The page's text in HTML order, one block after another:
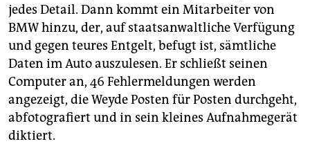
jedes Detail. Dann kommt ein Mitarbeiter von
BMW hinzu, der, auf staatsanwaltliche Verfügung
und gegen teures Entgelt, befugt ist, sämtliche
Daten im Auto auszulesen. Er schließt seinen
Computer an, 46 Fehlermeldungen werden
angezeigt, die Weyde Posten für Posten durchgeht,
abfotografiert und in sein kleines Aufnahmegerät
diktiert.